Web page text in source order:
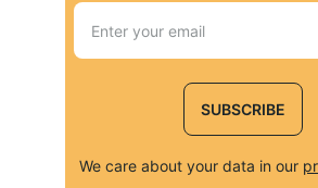
SUBSCRIBE
We care about your data in our